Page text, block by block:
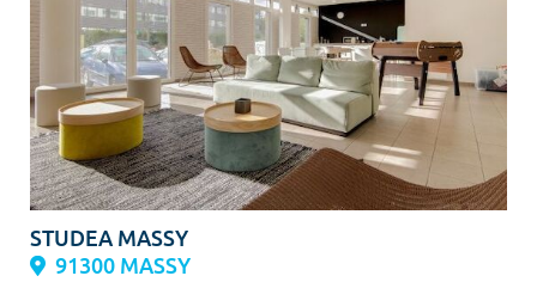
STUDEA MASSY
91300 MASSY